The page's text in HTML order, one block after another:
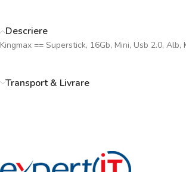
Descriere
Kingmax == Superstick, 16Gb, Mini, Usb 2.0, Alb,
Transport & Livrare